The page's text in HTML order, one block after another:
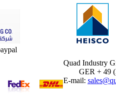
Quad Industry
GER + 49
E-mail: